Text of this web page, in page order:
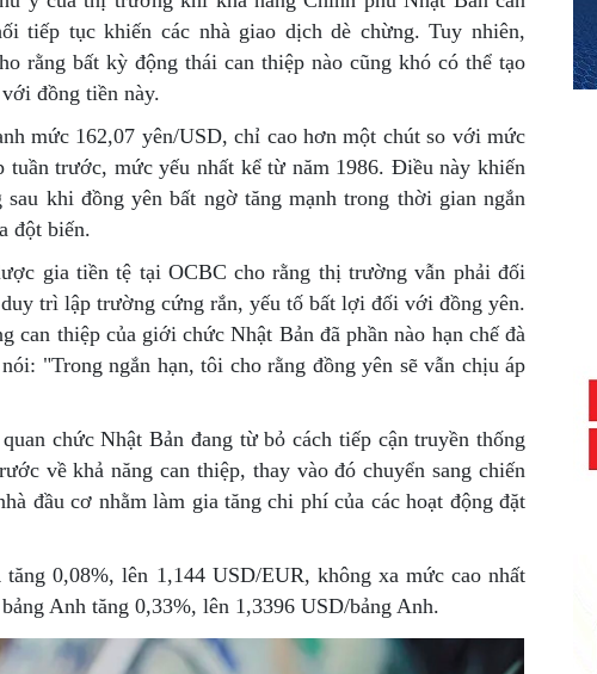
tiếp tục khiến các nhà giao dịch dè chừng. Tuy nhiên,
rằng bất kỳ động thái can thiệp nào cũng khó có thể tạo
đồng tiền này.
mức 162,07 yên/USD, chỉ cao hơn một chút so với mức
tuần trước, mức yếu nhất kể từ năm 1986. Điều này khiến
khi đồng yên bất ngờ tăng mạnh trong thời gian ngắn
đột biến.
gia tiền tệ tại OCBC cho rằng thị trường vẫn phải đối
trì lập trường cứng rắn, yếu tố bất lợi đối với đồng yên.
can thiệp của giới chức Nhật Bản đã phần nào hạn chế đà
"Trong ngắn hạn, tôi cho rằng đồng yên sẽ vẫn chịu áp
chức Nhật Bản đang từ bỏ cách tiếp cận truyền thống
về khả năng can thiệp, thay vào đó chuyển sang chiến
đầu cơ nhằm làm gia tăng chi phí của các hoạt động đặt
0,08%, lên 1,144 USD/EUR, không xa mức cao nhất
Anh tăng 0,33%, lên 1,3396 USD/bảng Anh.